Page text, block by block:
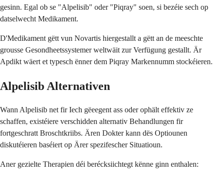
gesinn. Egal ob se "Alpelisib" oder "Piqray" soen, si bezéie sech op
datselwecht Medikament.
D'Medikament gëtt vun Novartis hiergestallt a gëtt an de meeschte
grousse Gesondheetssystemer weltwäit zur Verfügung gestallt. Är
Apdikt wäert et typesch ënner dem Piqray Markennumm stockéieren.
Alpelisib Alternativen
Wann Alpelisib net fir Iech gëeegent ass oder ophält effektiv ze
schaffen, existéiere verschidden alternativ Behandlungen fir
fortgeschratt Broschtkriibs. Ären Dokter kann dës Optiounen
diskutéieren baséiert op Ärer spezifescher Situatioun.
Aner gezielte Therapien déi berécksiichtegt kënne ginn enthalen: